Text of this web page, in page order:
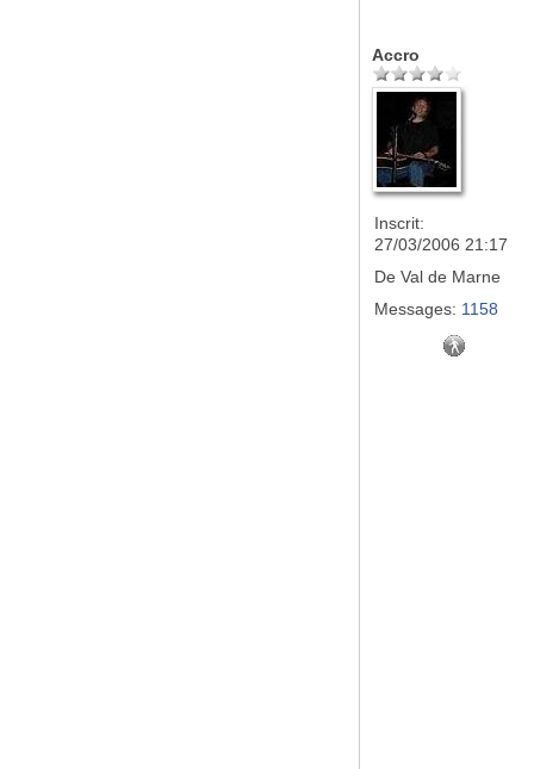
Accro
Inscrit:
27/03/2006 21:17
De Val de Marne
Messages: 1158